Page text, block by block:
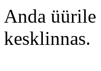
Anda üürile
kesklinnas.